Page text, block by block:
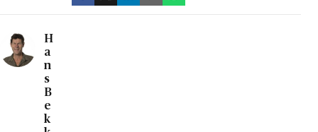
H
a
n
s
B
e
k